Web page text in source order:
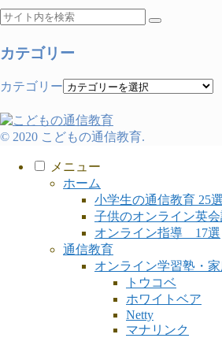
カテゴリー
カテゴリー
© 2020 こどもの通信教育.
メニュー
ホーム
小学生の通信教育 25選
子供のオンライン英
オンライン指導 17選
通信教育
オンライン学習塾・
トウコベ
ホワイトベア
Netty
マナリンク